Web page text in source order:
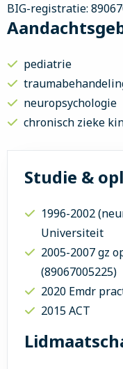
BIG-registratie:
pediatrie
neuropsychologie
chronisch zieke
Studie &
1996-2002
Universiteit
2005-2007 gz
(89067005225)
2020 Emdr
2015 ACT